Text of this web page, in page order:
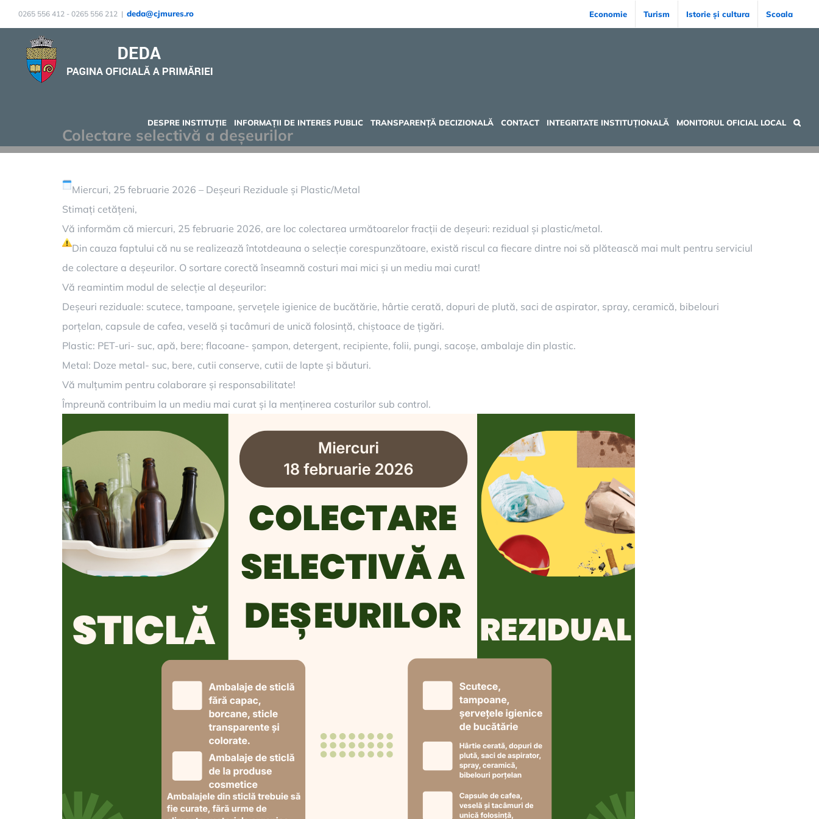
to
content
0265 556 412 - 0265 556 212 | deda@cjmures.ro Economie Turism Istorie și cultura Scoala
DESPRE INSTITUȚIE INFORMAȚII DE INTERES PUBLIC TRANSPARENȚĂ DECIZIONALĂ CONTACT INTEGRITATE INSTITUȚIONALĂ MONITORUL OFICIAL LOCAL
Colectare selectivă a deșeurilor
Miercuri, 25 februarie 2026 – Deșeuri Reziduale și Plastic/Metal
Stimați cetățeni,
Vă informăm că miercuri, 25 februarie 2026, are loc colectarea următoarelor fracții de deșeuri: rezidual și plastic/metal.
Din cauza faptului că nu se realizează întotdeauna o selecție corespunzătoare, există riscul ca fiecare dintre noi să plătească mai mult pentru serviciul
de colectare a deșeurilor. O sortare corectă înseamnă costuri mai mici și un mediu mai curat!
Vă reamintim modul de selecție al deșeurilor:
Deșeuri reziduale: scutece, tampoane, șervețele igienice de bucătărie, hârtie cerată, dopuri de plută, saci de aspirator, spray, ceramică, bibelouri
porțelan, capsule de cafea, veselă și tacâmuri de unică folosință, chiștoace de țigări.
Plastic: PET-uri- suc, apă, bere; flacoane- șampon, detergent, recipiente, folii, pungi, sacoșe, ambalaje din plastic.
Metal: Doze metal- suc, bere, cutii conserve, cutii de lapte și băuturi.
Vă mulțumim pentru colaborare și responsabilitate!
Împreună contribuim la un mediu mai curat și la menținerea costurilor sub control.